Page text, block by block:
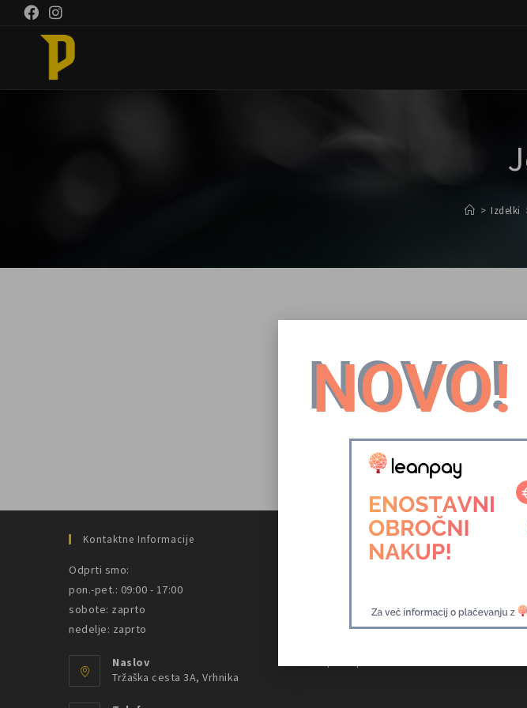
> Izdelki
Na obzorju
Nekaj ​​velikega se pripravlja! Naša
Kontaktne Informacije
Odprti smo:
pon.-pet.: 09:00 - 17:00
sobote: zaprto
nedelje: zaprto
Naslov
Tržaška cesta 3A, Vrhnika
Uporabne Informacije
Pogoji nakupa
NOVO!